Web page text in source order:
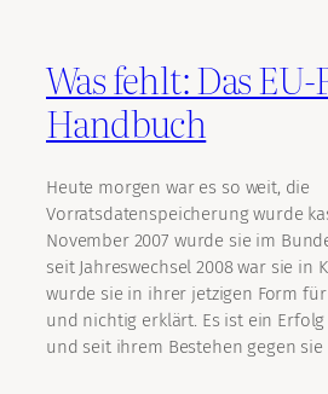
Was fehlt: Das
Handbuch
Heute morgen war es so weit, die
Vorratsdatenspeicherung wurde
November 2007 wurde sie im
seit Jahreswechsel 2008 war sie in
wurde sie in ihrer jetzigen Form
und nichtig erklärt. Es ist ein
und seit ihrem Bestehen gegen